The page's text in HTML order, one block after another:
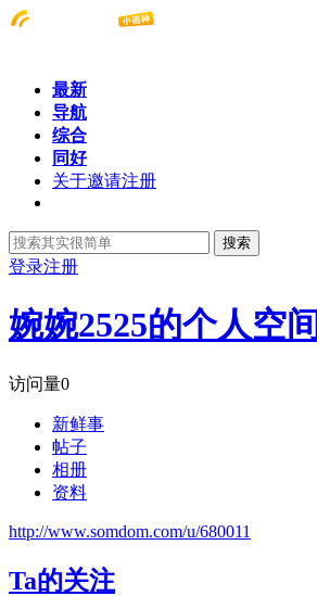
最新
导航
综合
同好
关于邀请注册
搜索
登录注册
婉婉2525的个人空间
访问量0
新鲜事
帖子
相册
资料
http://www.somdom.com/u/680011
Ta的关注